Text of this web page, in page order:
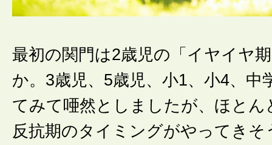
最初の関門は2歳児の「イヤイヤ
か。3歳児、5歳児、小1、小4、
てみて唖然としましたが、ほとん
反抗期のタイミングがやってきそ